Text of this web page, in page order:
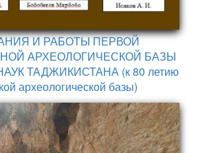
И РАБОТЫ ПЕРВОЙ
АРХЕОЛОГИЧЕСКОЙ БАЗЫ
ТАДЖИКИСТАНА (к 80 летию
археологической базы)